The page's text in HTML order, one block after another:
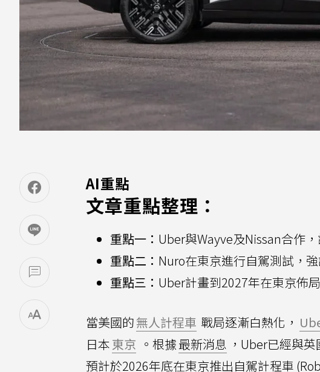
AI重點
文章重點整理：
重點一： Uber與Wayve及Nissan合作
重點二： Nuro在東京進行自駕測試，
重點三： Uber計畫到2027年在東京佈
當美國的無人計程車 戰局逐漸白熱化，
日本東京 。根據最新消息 ，Uber已經與英
預計於2026年底在東京推出自駕計程車